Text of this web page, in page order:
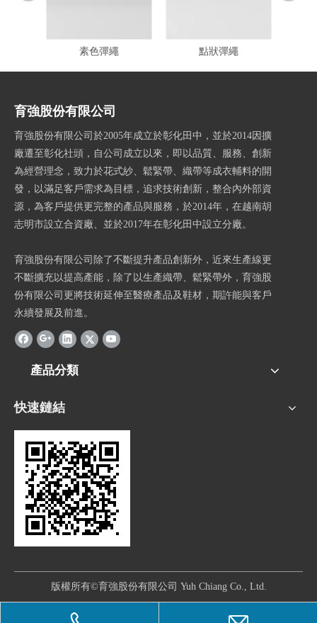
素色彈繩 點狀彈繩
育強股份有限公司
育強股份有限公司於2005年成立於彰化田中，並於2014因擴
廠遷至彰化社頭，自公司成立以來，即以品質、服務、創新
為經營理念，致力於花式紗、鬆緊帶、織帶等成衣輔料的開
發，以滿足客戶需求為目標，追求技術創新，整合內外部資
源，為客戶提供更完整的產品與服務，於2014年，在越南胡
志明市設立合資廠、並於2017年在彰化田中設立分廠。
育強股份有限公司除了不斷提升產品創新外，近來生產線更
不斷擴充以提高產能，除了以生產織帶、鬆緊帶外，育強股
份有限公司更將技術延伸至醫療產品及鞋材，期許能與客戶
永續發展及前進。
產品分類
快速鏈結
版權所有©育強股份有限公司 Yuh Chiang Co., Ltd.